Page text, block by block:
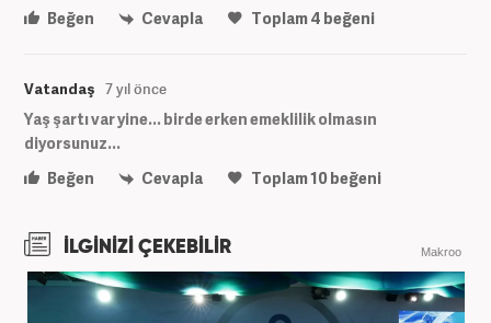
Beğen Cevapla Toplam4 beğeni
Vatandaş 7 yıl önce
Yaş şartı var yine... birde erken emeklilik olmasın
diyorsunuz...
Beğen
Cevapla Toplam10beğeni
İLGİNİZİ ÇEKEBİLİR Makroo